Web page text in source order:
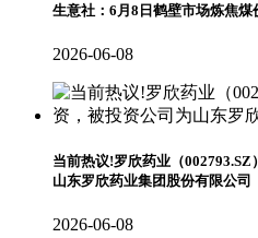
生意社：6月8日鹤壁市场炼焦煤
2026-06-08
当前热议!罗欣药业（
山东罗欣药业集团股份有限公司
2026-06-08